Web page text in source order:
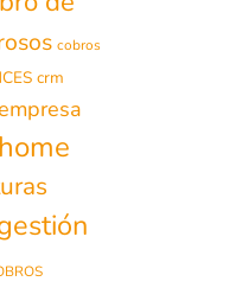
cobros
crm